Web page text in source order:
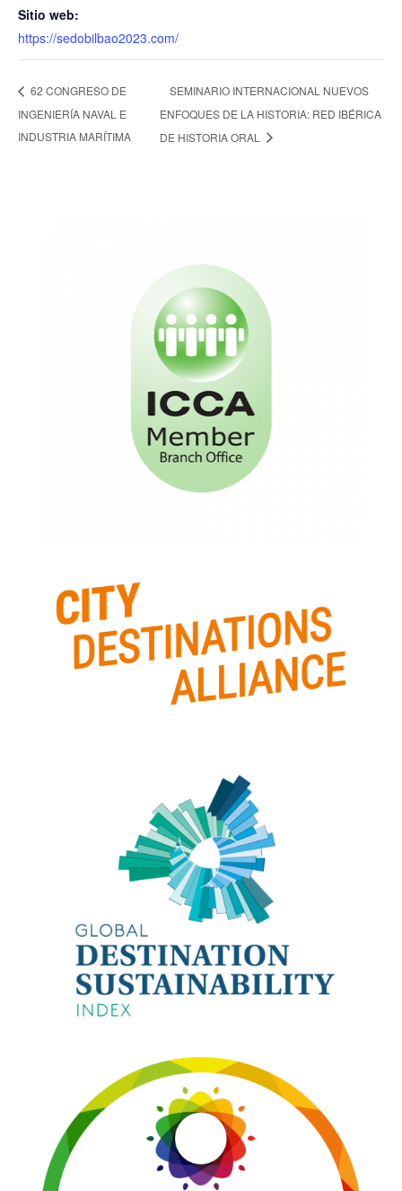
Sitio web:
https://sedobilbao2023.com/
62 CONGRESO DE
INGENIERÍA NAVAL E
INDUSTRIA MARÍTIMA
SEMINARIO INTERNACIONAL NUEVOS
ENFOQUES DE LA HISTORIA: RED IBÉRICA
DE HISTORIA ORAL